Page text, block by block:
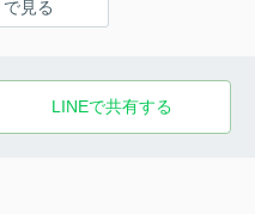
見る
LINEで共有する